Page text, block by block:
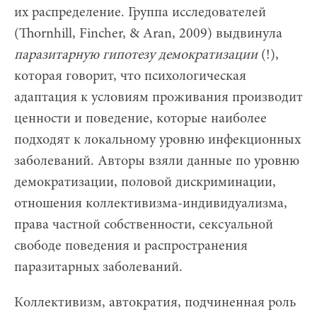
их распределение. Группа исследователей
(Thornhill, Fincher, & Aran, 2009) выдвинула
паразитарную гипотезу демократизации(!),
которая говорит, что психологическая
адаптация к условиям проживания производит
ценности и поведение, которые наиболее
подходят к локальному уровню инфекционных
заболеваний. Авторы взяли данные по уровню
демократизации, половой дискриминации,
отношения коллективизма-индивидуализма,
права частной собственности, сексуальной
свободе поведения и распространения
паразитарных заболеваний.
Коллективизм, автократия, подчиненная роль